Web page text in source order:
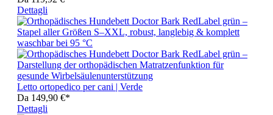
Dettagli
Letto ortopedico per cani | Verde
Da 149,90 €*
Dettagli